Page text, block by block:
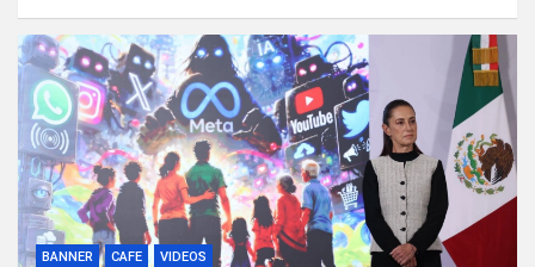
BANNER CAFE VIDEOS